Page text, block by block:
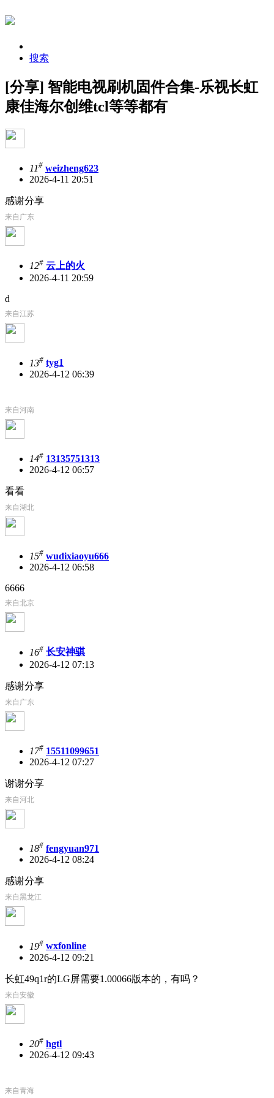
搜索
[分享] 智能电视刷机固件合集-乐视长虹
康佳海尔创维tcl等等都有
11# weizheng623
2026-4-11 20:51
感谢分享
来自广东
12# 云上的火
2026-4-11 20:59
d
来自江苏
13# tyg1
2026-4-12 06:39
来自河南
14# 13135751313
2026-4-12 06:57
看看
来自湖北
15# wudixiaoyu666
2026-4-12 06:58
6666
来自北京
16# 长安神骐
2026-4-12 07:13
感谢分享
来自广东
17# 15511099651
2026-4-12 07:27
谢谢分享
来自河北
18# fengyuan971
2026-4-12 08:24
感谢分享
来自黑龙江
19# wxfonline
2026-4-12 09:21
长虹49q1r的LG屏需要1.00066版本的，有吗？
来自安徽
20# hgtl
2026-4-12 09:43
来自青海